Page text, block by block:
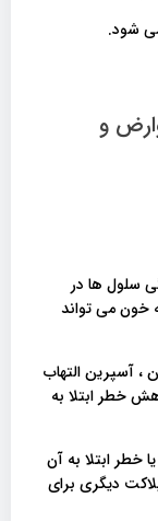
می شود.
و
سلول ها در
خون می تواند
، آسپرین التهاب
خطر ابتلا به
ابتلا به آن
دیگری برای